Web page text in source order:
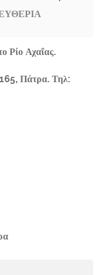
Ρίο Αχαΐας.
Πάτρα. Τηλ: